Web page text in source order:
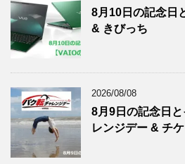
8月10日の記念日
& きびっち
2026/08/08
8月9日の記念日
レンジデー & チ